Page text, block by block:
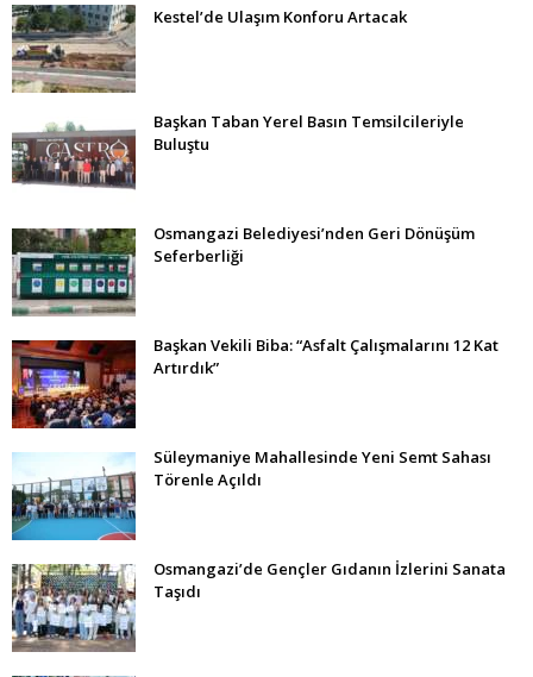
Kestel’de Ulaşım Konforu Artacak
Başkan Taban Yerel Basın Temsilcileriyle
Buluştu
Osmangazi Belediyesi’nden Geri Dönüşüm
Seferberliği
Başkan Vekili Biba: “Asfalt Çalışmalarını 12 Kat
Artırdık”
Süleymaniye Mahallesinde Yeni Semt Sahası
Törenle Açıldı
Osmangazi’de Gençler Gıdanın İzlerini Sanata
Taşıdı